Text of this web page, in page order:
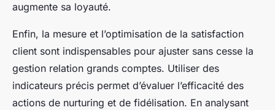
augmente sa loyauté.
Enfin, la mesure et l’optimisation de la satisfaction
client sont indispensables pour ajuster sans cesse la
gestion relation grands comptes. Utiliser des
indicateurs précis permet d’évaluer l’efficacité des
actions de nurturing et de fidélisation. En analysant